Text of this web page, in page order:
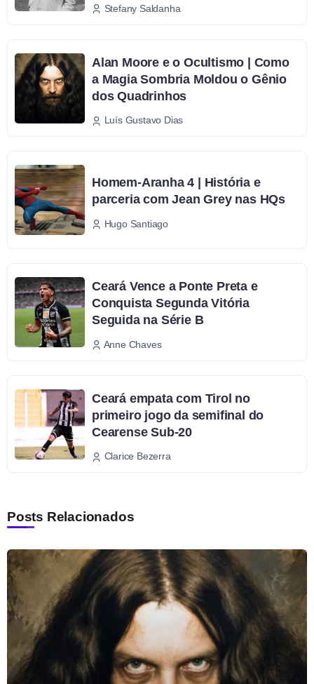
Stefany Saldanha
Alan Moore e o Ocultismo | Como
a Magia Sombria Moldou o Gênio
dos Quadrinhos
Luís Gustavo Dias
Homem-Aranha 4 | História e
parceria com Jean Grey nas HQs
Hugo Santiago
Ceará Vence a Ponte Preta e
Conquista Segunda Vitória
Seguida na Série B
Anne Chaves
Ceará empata com Tirol no
primeiro jogo da semifinal do
Cearense Sub-20
Clarice Bezerra
Posts Relacionados